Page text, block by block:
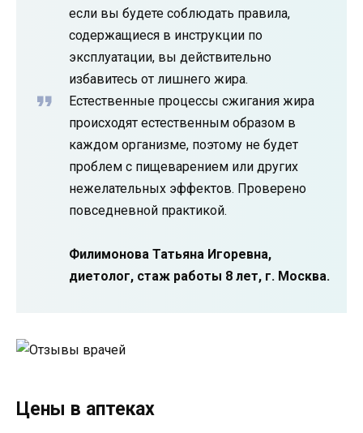
если вы будете соблюдать правила,
содержащиеся в инструкции по
эксплуатации, вы действительно
избавитесь от лишнего жира.
Естественные процессы сжигания жира
происходят естественным образом в
каждом организме, поэтому не будет
проблем с пищеварением или других
нежелательных эффектов. Проверено
повседневной практикой.
Филимонова Татьяна Игоревна,
диетолог, стаж работы 8 лет, г. Москва.
Цены в аптеках